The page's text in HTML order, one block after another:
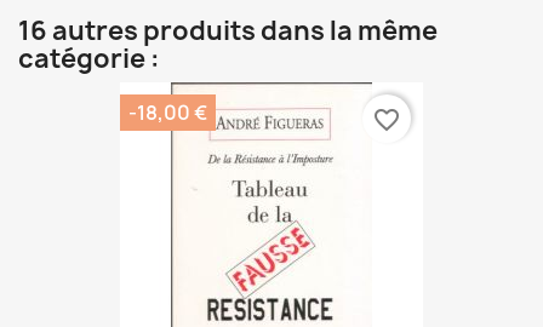
16 autres produits dans la même
catégorie :
-18,00 € favorite_border